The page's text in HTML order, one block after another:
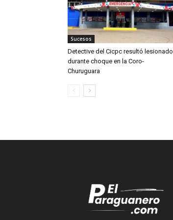
Sucesos
Detective del Cicpc resultó lesionado
durante choque en la Coro-
Churuguara